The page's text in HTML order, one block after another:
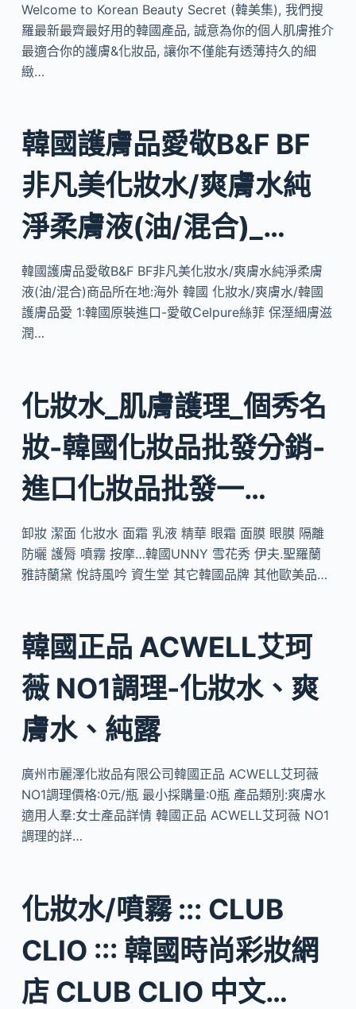
Welcome to Korean Beauty Secret (韓美集), 我們搜
羅最新最齊最好用的韓國產品, 誠意為你的個人肌膚推介
最適合你的護膚&化妝品, 讓你不僅能有透薄持久的細
緻…
韓國護膚品愛敬B&F BF
非凡美化妝水/爽膚水純
淨柔膚液(油/混合)_…
韓國護膚品愛敬B&F BF非凡美化妝水/爽膚水純淨柔膚
液(油/混合)商品所在地:海外 韓國 化妝水/爽膚水/韓國
護膚品愛 1:韓國原裝進口-愛敬Celpure絲菲 保溼細膚滋
潤…
化妝水_肌膚護理_個秀名
妝-韓國化妝品批發分銷-
進口化妝品批發一…
卸妝 潔面 化妝水 面霜 乳液 精華 眼霜 面膜 眼膜 隔離
防曬 護脣 噴霧 按摩…韓國UNNY 雪花秀 伊夫.聖羅蘭
雅詩蘭黛 悅詩風吟 資生堂 其它韓國品牌 其他歐美品…
韓國正品 ACWELL艾珂
薇 NO1調理-化妝水、爽
膚水、純露
廣州市麗澤化妝品有限公司韓國正品 ACWELL艾珂薇
NO1調理價格:0元/瓶 最小採購量:0瓶 產品類別:爽膚水
適用人羣:女士產品詳情 韓國正品 ACWELL艾珂薇 NO1
調理的詳…
化妝水/噴霧 ::: CLUB
CLIO ::: 韓國時尚彩妝網
店 CLUB CLIO 中文…